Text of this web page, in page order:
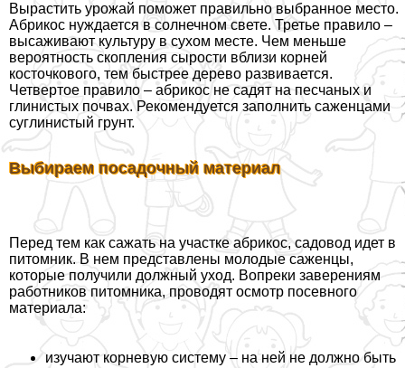
Вырастить урожай поможет правильно выбранное место.
Абрикос нуждается в солнечном свете. Третье правило –
высаживают культуру в сухом месте. Чем меньше
вероятность скопления сырости вблизи корней
косточкового, тем быстрее дерево развивается.
Четвертое правило – абрикос не садят на песчаных и
глинистых почвах. Рекомендуется заполнить саженцами
суглинистый грунт.
Выбираем посадочный материал
Перед тем как сажать на участке абрикос, садовод идет в
питомник. В нем представлены молодые саженцы,
которые получили должный уход. Вопреки заверениям
работников питомника, проводят осмотр посевного
материала:
изучают корневую систему – на ней не должно быть